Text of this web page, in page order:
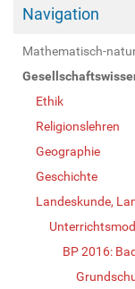
Navigation
Mathematisch-
Ethik
Religionslehren
Geographie
Geschichte
Landeskunde,
BP 2016: